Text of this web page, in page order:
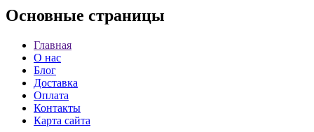
Основные страницы
Главная
О нас
Блог
Доставка
Оплата
Контакты
Карта сайта